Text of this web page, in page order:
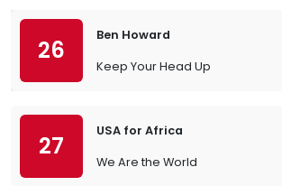
26
Ben Howard
Keep Your Head Up
27
USA for Africa
We Are the World